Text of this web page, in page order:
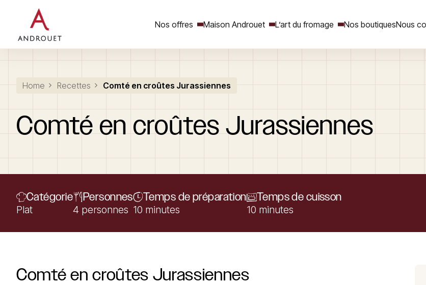
Nos offres Maison Androuet L’art du fromage Nos boutiquesNous
Rechercher un mot clé
Home Recettes Comté en croûtes Jurassiennes
Comté en croûtes Jurassiennes
Catégorie
Plat
Personnes
4 personnes
Temps de préparation
10 minutes
Temps de cuisson
10 minutes
Comté en croûtes Jurassiennes